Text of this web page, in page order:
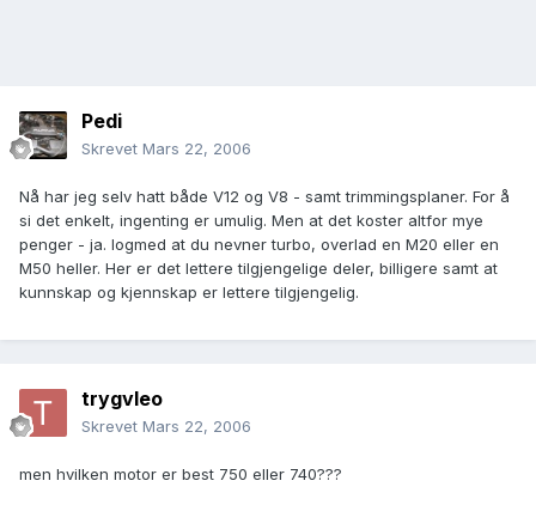
Pedi
Skrevet Mars 22, 2006
Nå har jeg selv hatt både V12 og V8 - samt trimmingsplaner. For å
si det enkelt, ingenting er umulig. Men at det koster altfor mye
penger - ja. Iogmed at du nevner turbo, overlad en M20 eller en
M50 heller. Her er det lettere tilgjengelige deler, billigere samt at
kunnskap og kjennskap er lettere tilgjengelig.
trygvleo
Skrevet Mars 22, 2006
men hvilken motor er best 750 eller 740???